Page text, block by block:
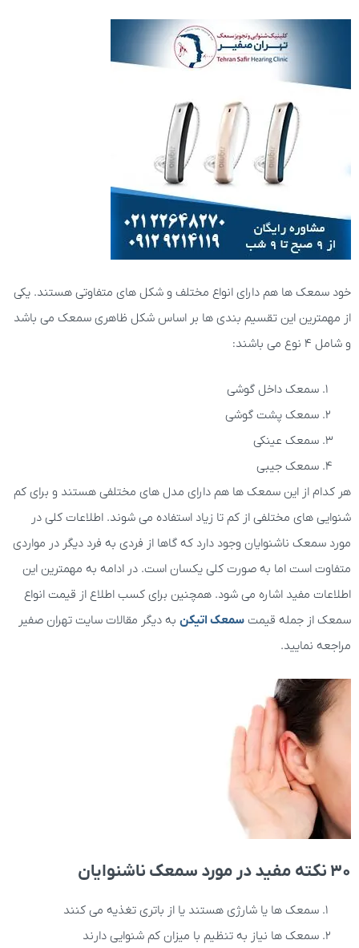
خود سمعک ها هم دارای انواع مختلف و شکل های متفاوتی هستند. یکی
از مهمترین این تقسیم بندی ها بر اساس شکل ظاهری سمعک می باشد
و شامل 4 نوع می باشند:
سمعک داخل گوشی
سمعک پشت گوشی
سمعک عینکی
سمعک جیبی
هر کدام از این سمعک ها هم دارای مدل های مختلفی هستند و برای کم
شنوایی های مختلفی از کم تا زیاد استفاده می شوند. اطلاعات کلی در
مورد سمعک ناشنوایان وجود دارد که گاها از فردی به فرد دیگر در مواردی
متفاوت است اما به صورت کلی یکسان است. در ادامه به مهمترین این
اطلاعات مفید اشاره می شود. همچنین برای کسب اطلاع از قیمت انواع
سمعک از جمله قیمت سمعک اتیکن به دیگر مقالات سایت تهران صفیر
مراجعه نمایید.
30 نکته مفید در مورد سمعک ناشنوایان
سمعک ها یا شارژی هستند یا از باتری تغذیه می کنند
سمعک ها نیاز به تنظیم با میزان کم شنوایی دارند